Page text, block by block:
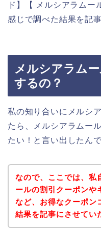
ド】【 メルシアラムー
感じで調べた結果を記
メルシアラム
するの？
私の知り合いにメルシ
たら、メルシアラムー
たい！と言い出したんで
なので、ここでは、私
ールの割引クーポンや
など、お得なクーポン
結果を記事にさせてい